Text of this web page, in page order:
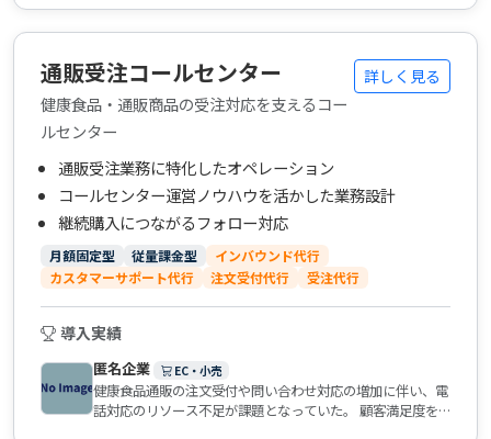
接点が少なく、 月間解約率が3〜4％とやや高い水準で推移
しており、 LTV（顧客生涯価値）の最大化が課題となってい
定期的なフォローコールが実施できていない状況でした。
通販受注コールセンター
健康食品・通販商品の受注対応を支えるコー
ルセンター
詳しく見る
通販受注業務に特化したオペレーション
コールセンター運営ノウハウを活かした業務設計
継続購入につながるフォロー対応
月額固定型 従量課金型
インバウンド代行
カスタマーサポート代行
注文受付代行 受注代行
導入実績
匿名企業 EC・小売
健康食品通販の注文受付や問い合わせ対応の増加に伴い、電
話対応のリソース不足が課題となっていた。 顧客満足度を